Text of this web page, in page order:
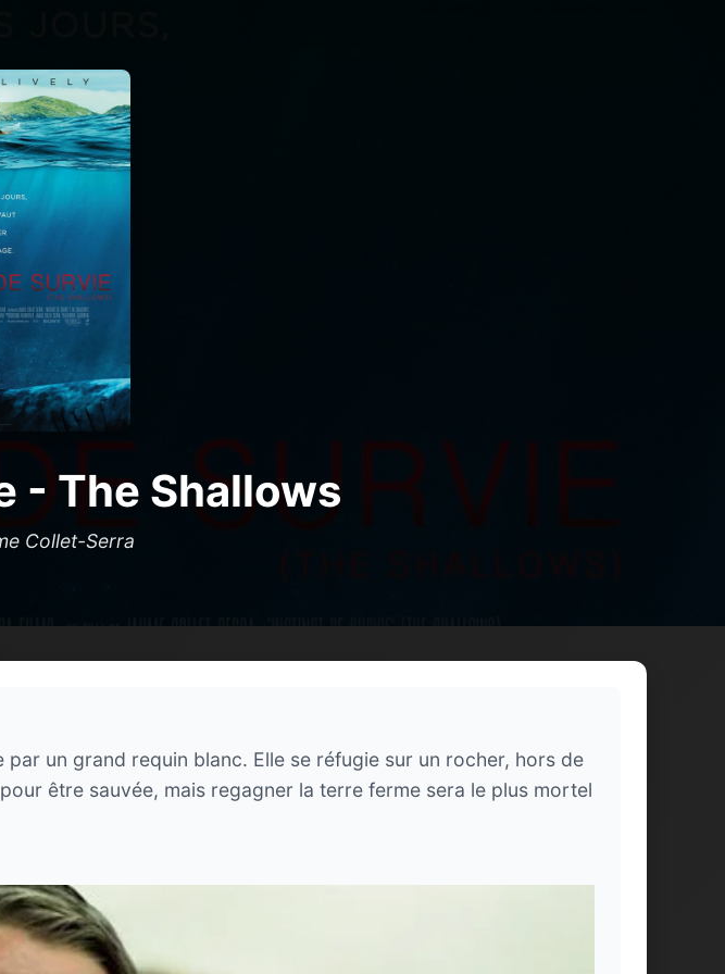
- The Shallows
Collet-Serra
un grand requin blanc. Elle se réfugie sur un rocher, hors de
être sauvée, mais regagner la terre ferme sera le plus mortel